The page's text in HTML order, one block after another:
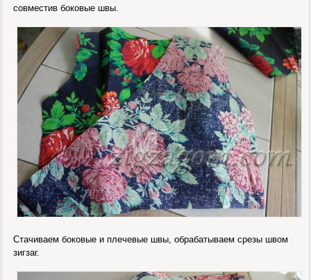
совместив боковые швы.
Стачиваем боковые и плечевые швы, обрабатываем срезы швом
зигзаг.